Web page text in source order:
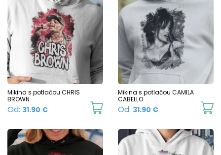
options
may
chosen
on
the
product
page
Mikina s potlačou CHRIS
BROWN
Od: 31.90 €
This
has
multiple
Mikina s potlačou CAMILA
CABELLO
Od: 31.90 €